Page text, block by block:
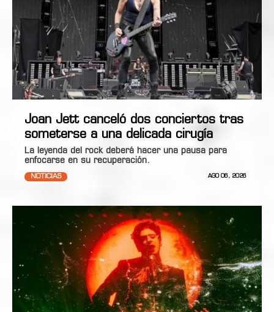
Joan Jett canceló dos conciertos tras
someterse a una delicada cirugía
La leyenda del rock deberá hacer una pausa para
enfocarse en su recuperación.
NOTICIAS AGO 06, 2026